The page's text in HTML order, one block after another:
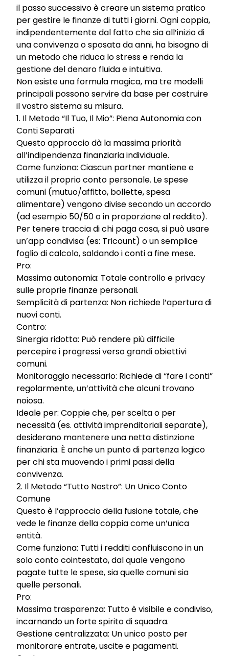
il passo successivo è creare un sistema pratico
per gestire le finanze di tutti i giorni. Ogni coppia,
indipendentemente dal fatto che sia all’inizio di
una convivenza o sposata da anni, ha bisogno di
un metodo che riduca lo stress e renda la
gestione del denaro fluida e intuitiva.
Non esiste una formula magica, ma tre modelli
principali possono servire da base per costruire
il vostro sistema su misura.
1. Il Metodo “Il Tuo, Il Mio”: Piena Autonomia con
Conti Separati
Questo approccio dà la massima priorità
all’indipendenza finanziaria individuale.
Come funziona: Ciascun partner mantiene e
utilizza il proprio conto personale. Le spese
comuni (mutuo/affitto, bollette, spesa
alimentare) vengono divise secondo un accordo
(ad esempio 50/50 o in proporzione al reddito).
Per tenere traccia di chi paga cosa, si può usare
un’app condivisa (es: Tricount) o un semplice
foglio di calcolo, saldando i conti a fine mese.
Pro:
Massima autonomia: Totale controllo e privacy
sulle proprie finanze personali.
Semplicità di partenza: Non richiede l’apertura di
nuovi conti.
Contro:
Sinergia ridotta: Può rendere più difficile
percepire i progressi verso grandi obiettivi
comuni.
Monitoraggio necessario: Richiede di “fare i conti”
regolarmente, un’attività che alcuni trovano
noiosa.
Ideale per: Coppie che, per scelta o per
necessità (es. attività imprenditoriali separate),
desiderano mantenere una netta distinzione
finanziaria. È anche un punto di partenza logico
per chi sta muovendo i primi passi della
convivenza.
2. Il Metodo “Tutto Nostro”: Un Unico Conto
Comune
Questo è l’approccio della fusione totale, che
vede le finanze della coppia come un’unica
entità.
Come funziona: Tutti i redditi confluiscono in un
solo conto cointestato, dal quale vengono
pagate tutte le spese, sia quelle comuni sia
quelle personali.
Pro:
Massima trasparenza: Tutto è visibile e condiviso,
incarnando un forte spirito di squadra.
Gestione centralizzata: Un unico posto per
monitorare entrate, uscite e pagamenti.